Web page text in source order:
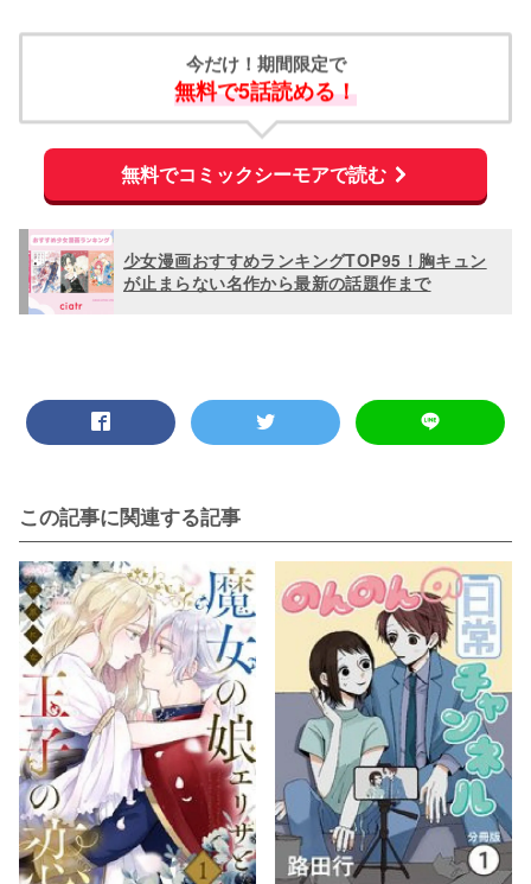
今だけ！期間限定で
無料で5話読める！
無料でコミックシーモアで読む
少女漫画おすすめランキングTOP95！胸キュン
が止まらない名作から最新の話題作まで
この記事に関連する記事